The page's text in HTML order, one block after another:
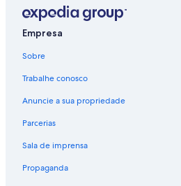
Empresa
Sobre
Trabalhe conosco
Anuncie a sua propriedade
Parcerias
Sala de imprensa
Propaganda